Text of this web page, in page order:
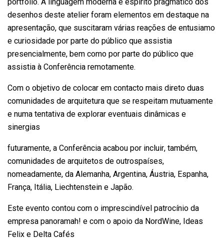
desenhos deste atelier foram elementos em destaque na
apresentação, que suscitaram várias reações de entusiamo
e curiosidade por parte do público que assistia
presencialmente, bem como por parte do público que
assistia à Conferência remotamente.
Com o objetivo de colocar em contacto mais direto duas
comunidades de arquitetura que se respeitam mutuamente
e numa tentativa de explorar eventuais dinâmicas e
sinergias
futuramente, a Conferência acabou por incluir, também,
comunidades de arquitetos de outrospaíses,
nomeadamente, da Alemanha, Argentina, Áustria, Espanha,
França, Itália, Liechtenstein e Japão.
Este evento contou com o imprescindível patrocínio da
empresa panoramah! e com o apoio da NordWine, Ideas
Felix e Delta Cafés